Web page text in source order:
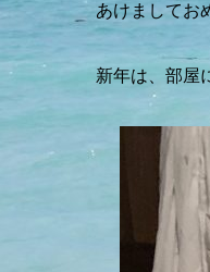
あけましてお
新年は、部屋